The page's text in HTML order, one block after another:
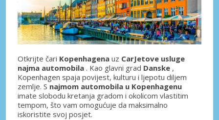
Otkrijte čari Kopenhagena uz CarJetove usluge
najma automobila . Kao glavni grad Danske ,
Kopenhagen spaja povijest, kulturu i ljepotu diljem
zemlje. S najmom automobila u Kopenhagenu
imate slobodu kretanja gradom i okolicom vlastitim
tempom, što vam omogućuje da maksimalno
iskoristite svoj posjet.